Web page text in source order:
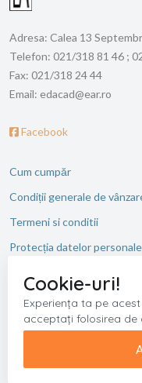
Adresa: Calea 13
Telefon: 021/318 81 46 ;
Fax: 021/318 24 44
Email: edacad@ear.ro
Facebook
Cum cumpăr
Condiții generale de
Termeni si conditii
Protecția datelor personale
Copyright © 2026
Cookie-uri!
Experiența ta pe
acceptați folosirea de